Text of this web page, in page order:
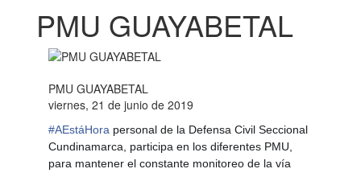
PMU GUAYABETAL
PMU GUAYABETAL
viernes, 21 de junio de 2019
#AEstáHora personal de la Defensa Civil Seccional
Cundinamarca, participa en los diferentes PMU,
para mantener el constante monitoreo de la vía